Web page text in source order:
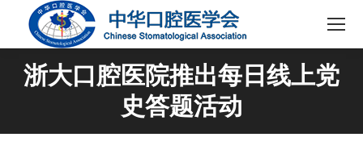
浙大口腔医院推出每日线上党
史答题活动